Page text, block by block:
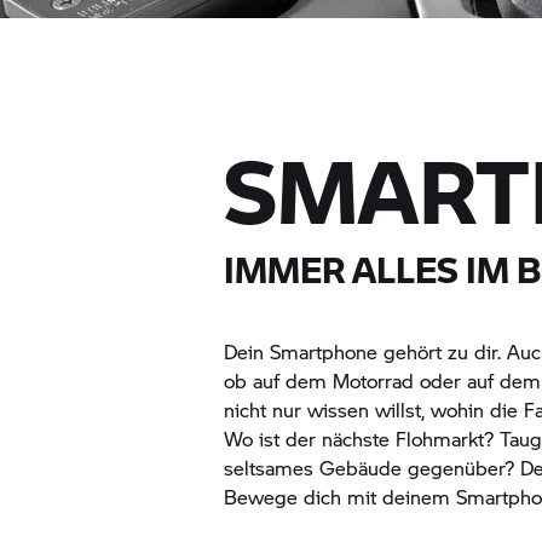
IMMER ALLES IM
Dein Smartphone gehört zu dir.
ob auf dem Motorrad oder auf
nicht nur wissen willst, wohin die
Wo ist der nächste Flohmarkt?
seltsames Gebäude gegenüber?
Bewege dich mit deinem